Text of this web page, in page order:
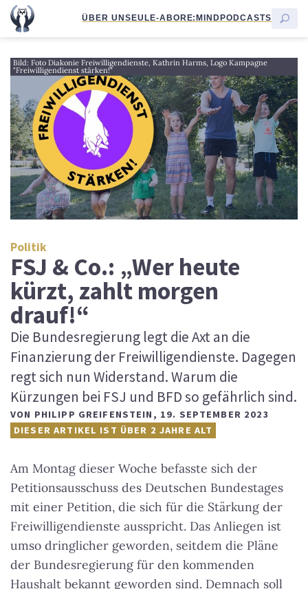
ÜBER UNSEULE-ABORE:MINDPODCASTS
Bild: Foto Diakonie Freiwilligendienste, Kathrin Harms, Logo Kampagne
"Freiwilligendienst stärken!"
Politik
FSJ & Co.: „Wer heute
kürzt, zahlt morgen
drauf!“
Die Bundesregierung legt die Axt an die
Finanzierung der Freiwilligendienste. Dagegen
regt sich nun Widerstand. Warum die
Kürzungen bei FSJ und BFD so gefährlich sind.
VON PHILIPP GREIFENSTEIN , 19. SEPTEMBER 2023
DIESER ARTIKEL IST ÜBER 2 JAHRE ALT
Am Montag dieser Woche befasste sich der
Petitionsausschuss des Deutschen Bundestages
mit einer Petition, die sich für die Stärkung der
Freiwilligendienste ausspricht. Das Anliegen ist
umso dringlicher geworden, seitdem die Pläne
der Bundesregierung für den kommenden
Haushalt bekannt geworden sind. Demnach soll